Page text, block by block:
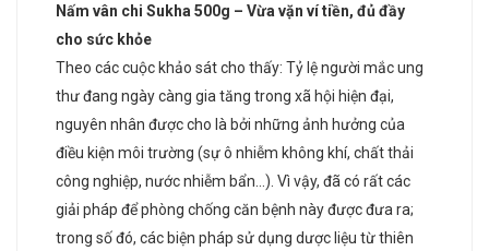
Nấm vân chi Sukha 500g – Vừa vặn ví tiền, đủ đầy
cho sức khỏe
Theo các cuộc khảo sát cho thấy: Tỷ lệ người mắc ung
thư đang ngày càng gia tăng trong xã hội hiện đại,
nguyên nhân được cho là bởi những ảnh hưởng của
điều kiện môi trường (sự ô nhiễm không khí, chất thải
công nghiệp, nước nhiễm bẩn…). Vì vậy, đã có rất các
giải pháp để phòng chống căn bệnh này được đưa ra;
trong số đó, các biện pháp sử dụng dược liệu từ thiên